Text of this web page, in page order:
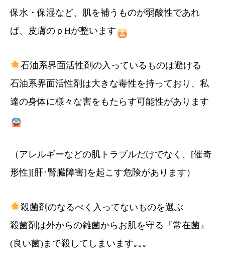
保水・保湿など、肌を補うものが弱酸性であれ
ば、皮膚のｐHが整います
石油系界面活性剤の入っているものは避ける
石油系界面活性剤は大きな毒性を持っており、私
達の身体に様々な害をもたらす可能性があります
（アレルギーなどの肌トラブルだけでなく、[催奇
形性][肝･腎臓障害]を起こす危険があります）
殺菌剤のなるべく入ってないものを選ぶ
殺菌剤は外からの雑菌からお肌を守る『常在菌』
(良い菌)まで殺してしまいます｡｡｡